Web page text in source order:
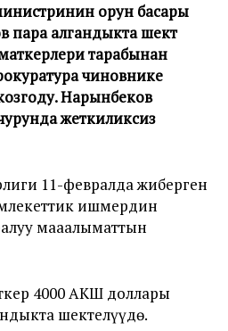
орун басары
алгандыкта шектүү
тарабынан
чиновнике
Нарынбеков
жеткиликсиз
11-февралда жиберген
ишмердин
мааалыматтын
4000 АКШ доллары
шектелүүдө.